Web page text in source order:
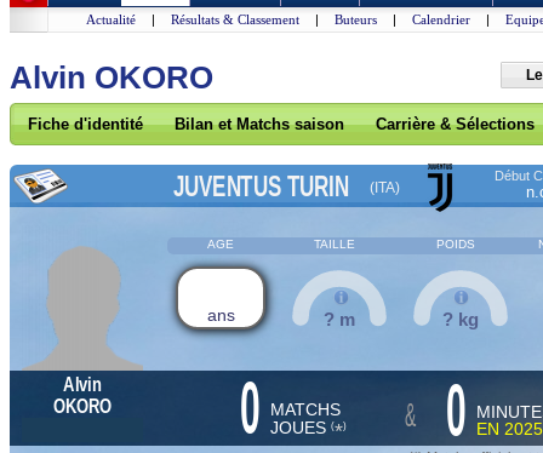
Actualité | Résultats & Classement | Buteurs | Calendrier |
Alvin OKORO
Fiche d'identité Bilan et Matchs saison Carrière & Sélections
JUVENTUS TURIN (ITA)
Début
AGE TAILLE POIDS
ans ? m ? kg
Alvin
OKORO
0 MATCHS
JOUES (*) & 0
EN